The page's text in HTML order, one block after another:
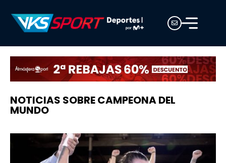
NOTICIAS SOBRE CAMPEONA DEL
MUNDO